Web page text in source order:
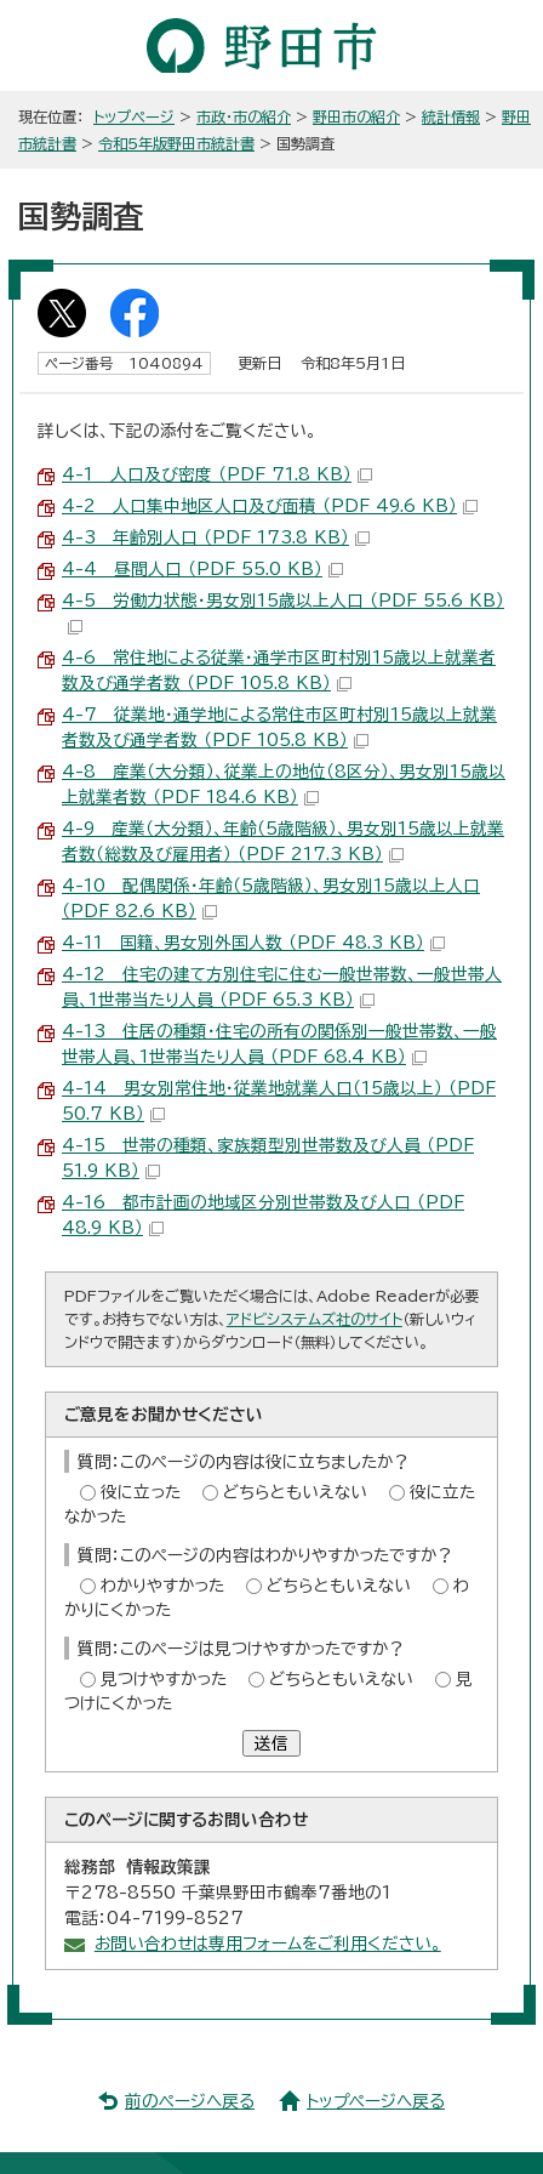
現在位置： トップページ > 市政・市の紹介 > 野田市の紹介 > 統計情報 > 野田
市統計書 > 令和5年版野田市統計書 > 国勢調査
国勢調査
ページ番号 1040894 更新日 令和8年5月1日
詳しくは、下記の添付をご覧ください。
4-1 人口及び密度 （PDF 71.8 KB）
4-2 人口集中地区人口及び面積 （PDF 49.6 KB）
4-3 年齢別人口 （PDF 173.8 KB）
4-4 昼間人口 （PDF 55.0 KB）
4-5 労働力状態・男女別15歳以上人口 （PDF 55.6 KB）
4-6 常住地による従業・通学市区町村別15歳以上就業者
数及び通学者数 （PDF 105.8 KB）
4-7 従業地・通学地による常住市区町村別15歳以上就業
者数及び通学者数 （PDF 105.8 KB）
4-8 産業（大分類）、従業上の地位（8区分）、男女別15歳以
上就業者数 （PDF 184.6 KB）
4-9 産業（大分類）、年齢（5歳階級）、男女別15歳以上就業
者数（総数及び雇用者） （PDF 217.3 KB）
4-10 配偶関係・年齢（5歳階級）、男女別15歳以上人口
（PDF 82.6 KB）
4-11 国籍、男女別外国人数 （PDF 48.3 KB）
4-12 住宅の建て方別住宅に住む一般世帯数、一般世帯人
員、1世帯当たり人員 （PDF 65.3 KB）
4-13 住居の種類・住宅の所有の関係別一般世帯数、一般
世帯人員、1世帯当たり人員 （PDF 68.4 KB）
4-14 男女別常住地・従業地就業人口（15歳以上） （PDF
50.7 KB）
4-15 世帯の種類、家族類型別世帯数及び人員 （PDF
51.9 KB）
4-16 都市計画の地域区分別世帯数及び人口 （PDF
48.9 KB）
PDFファイルをご覧いただく場合には、Adobe Readerが必要
です。お持ちでない方は、 アドビシステムズ社のサイト（新しいウィ
ンドウで開きます）からダウンロード（無料）してください。
ご意見をお聞かせください
質問：このページの内容は役に立ちましたか？
役に立った
どちらともいえない
役に立た
なかった
質問：このページの内容はわかりやすかったですか？
わかりやすかった
どちらともいえない
わ
かりにくかった
質問：このページは見つけやすかったですか？
見つけやすかった
どちらともいえない
見
つけにくかった
送信
このページに関するお問い合わせ
総務部 情報政策課
〒278-8550 千葉県野田市鶴奉7番地の1
電話：04-7199-8527
お問い合わせは専用フォームをご利用ください。
前のページへ戻る トップページへ戻る